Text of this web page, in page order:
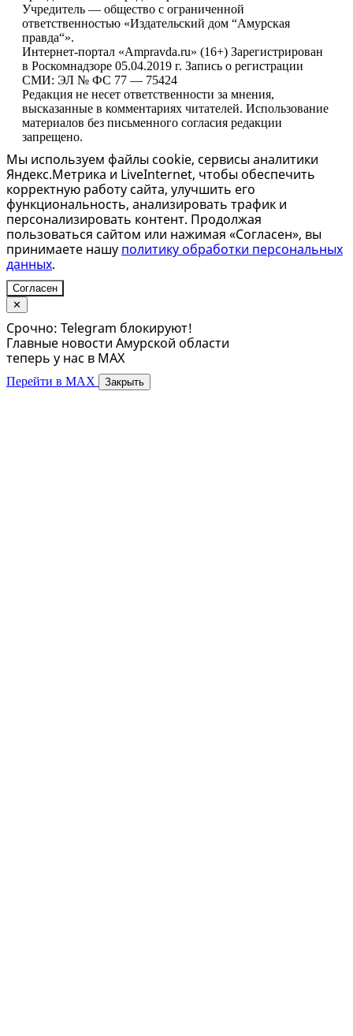
Учредитель — общество с ограниченной
ответственностью «Издательский дом “Амурская
правда“».
Интернет-портал «Ampravda.ru» (16+) Зарегистрирован
в Роскомнадзоре 05.04.2019 г. Запись о регистрации
СМИ: ЭЛ № ФС 77 — 75424
Редакция не несет ответственности за мнения,
высказанные в комментариях читателей. Использование
материалов без письменного согласия редакции
запрещено.
Мы используем файлы cookie, сервисы аналитики
Яндекс.Метрика и LiveInternet, чтобы обеспечить
корректную работу сайта, улучшить его
функциональность, анализировать трафик и
персонализировать контент. Продолжая
пользоваться сайтом или нажимая «Согласен», вы
принимаете нашу политику обработки персональных
данных.
Согласен
✕
Срочно: Telegram блокируют!
Главные новости Амурской области
теперь у нас в MAX
Перейти в MAX Закрыть